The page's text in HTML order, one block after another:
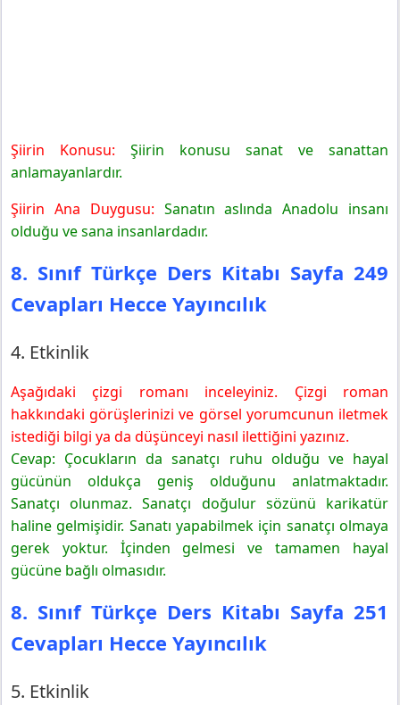
Şiirin Konusu: Şiirin konusu sanat ve sanattan
anlamayanlardır.
Şiirin Ana Duygusu: Sanatın aslında Anadolu insanı
olduğu ve sana insanlardadır.
8. Sınıf Türkçe Ders Kitabı Sayfa 249
Cevapları Hecce Yayıncılık
4. Etkinlik
Aşağıdaki çizgi romanı inceleyiniz. Çizgi roman
hakkındaki görüşlerinizi ve görsel yorumcunun iletmek
istediği bilgi ya da düşünceyi nasıl ilettiğini yazınız.
Cevap: Çocukların da sanatçı ruhu olduğu ve hayal
gücünün oldukça geniş olduğunu anlatmaktadır.
Sanatçı olunmaz. Sanatçı doğulur sözünü karikatür
haline gelmişidir. Sanatı yapabilmek için sanatçı olmaya
gerek yoktur. İçinden gelmesi ve tamamen hayal
gücüne bağlı olmasıdır.
8. Sınıf Türkçe Ders Kitabı Sayfa 251
Cevapları Hecce Yayıncılık
5. Etkinlik